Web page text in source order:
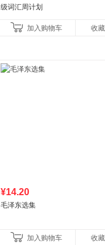
级词汇周计划
加入购物车 收藏
¥14.20
毛泽东选集
加入购物车 收藏